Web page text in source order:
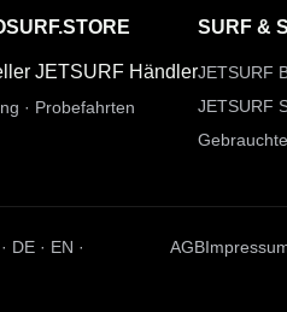
JETSURF Händler
· Probefahrten
SURF &
JETSURF
JETSURF
DE· EN ·
AGB